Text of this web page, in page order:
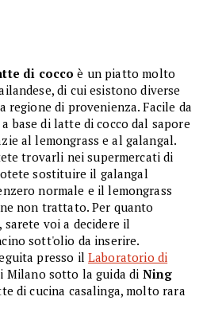
di coccoè un piatto molto
di cui esistono diverse
regione di provenienza. Facile da
base di latte di cocco dal sapore
al lemongrass e al galangal.
trovarli nei supermercati di
sostituire il galangal
normale e il lemongrass
non trattato. Per quanto
voi a decidere il
sott'olio da inserire.
presso il Laboratorio di
Milano sotto la guida di Ning
di cucina casalinga, molto rara